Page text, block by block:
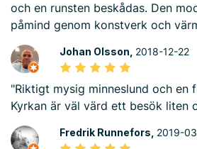
och en runsten beskådas. Den
påmind genom konstverk och
Johan Olsson, 2018-12-22
"Riktigt mysig minneslund och en
Kyrkan är väl värd ett besök liten
Fredrik Runnefors, 2019-